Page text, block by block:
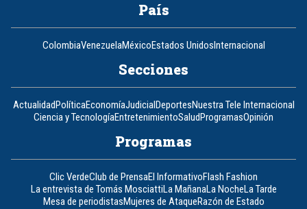
País
ColombiaVenezuelaMéxicoEstados UnidosInternacional
Secciones
ActualidadPolíticaEconomíaJudicialDeportesNuestra Tele Internacional
Ciencia y TecnologíaEntretenimientoSaludProgramasOpinión
Programas
Clic VerdeClub de PrensaEl InformativoFlash Fashion
La entrevista de Tomás MosciattiLa MañanaLa NocheLa Tarde
Mesa de periodistasMujeres de AtaqueRazón de Estado